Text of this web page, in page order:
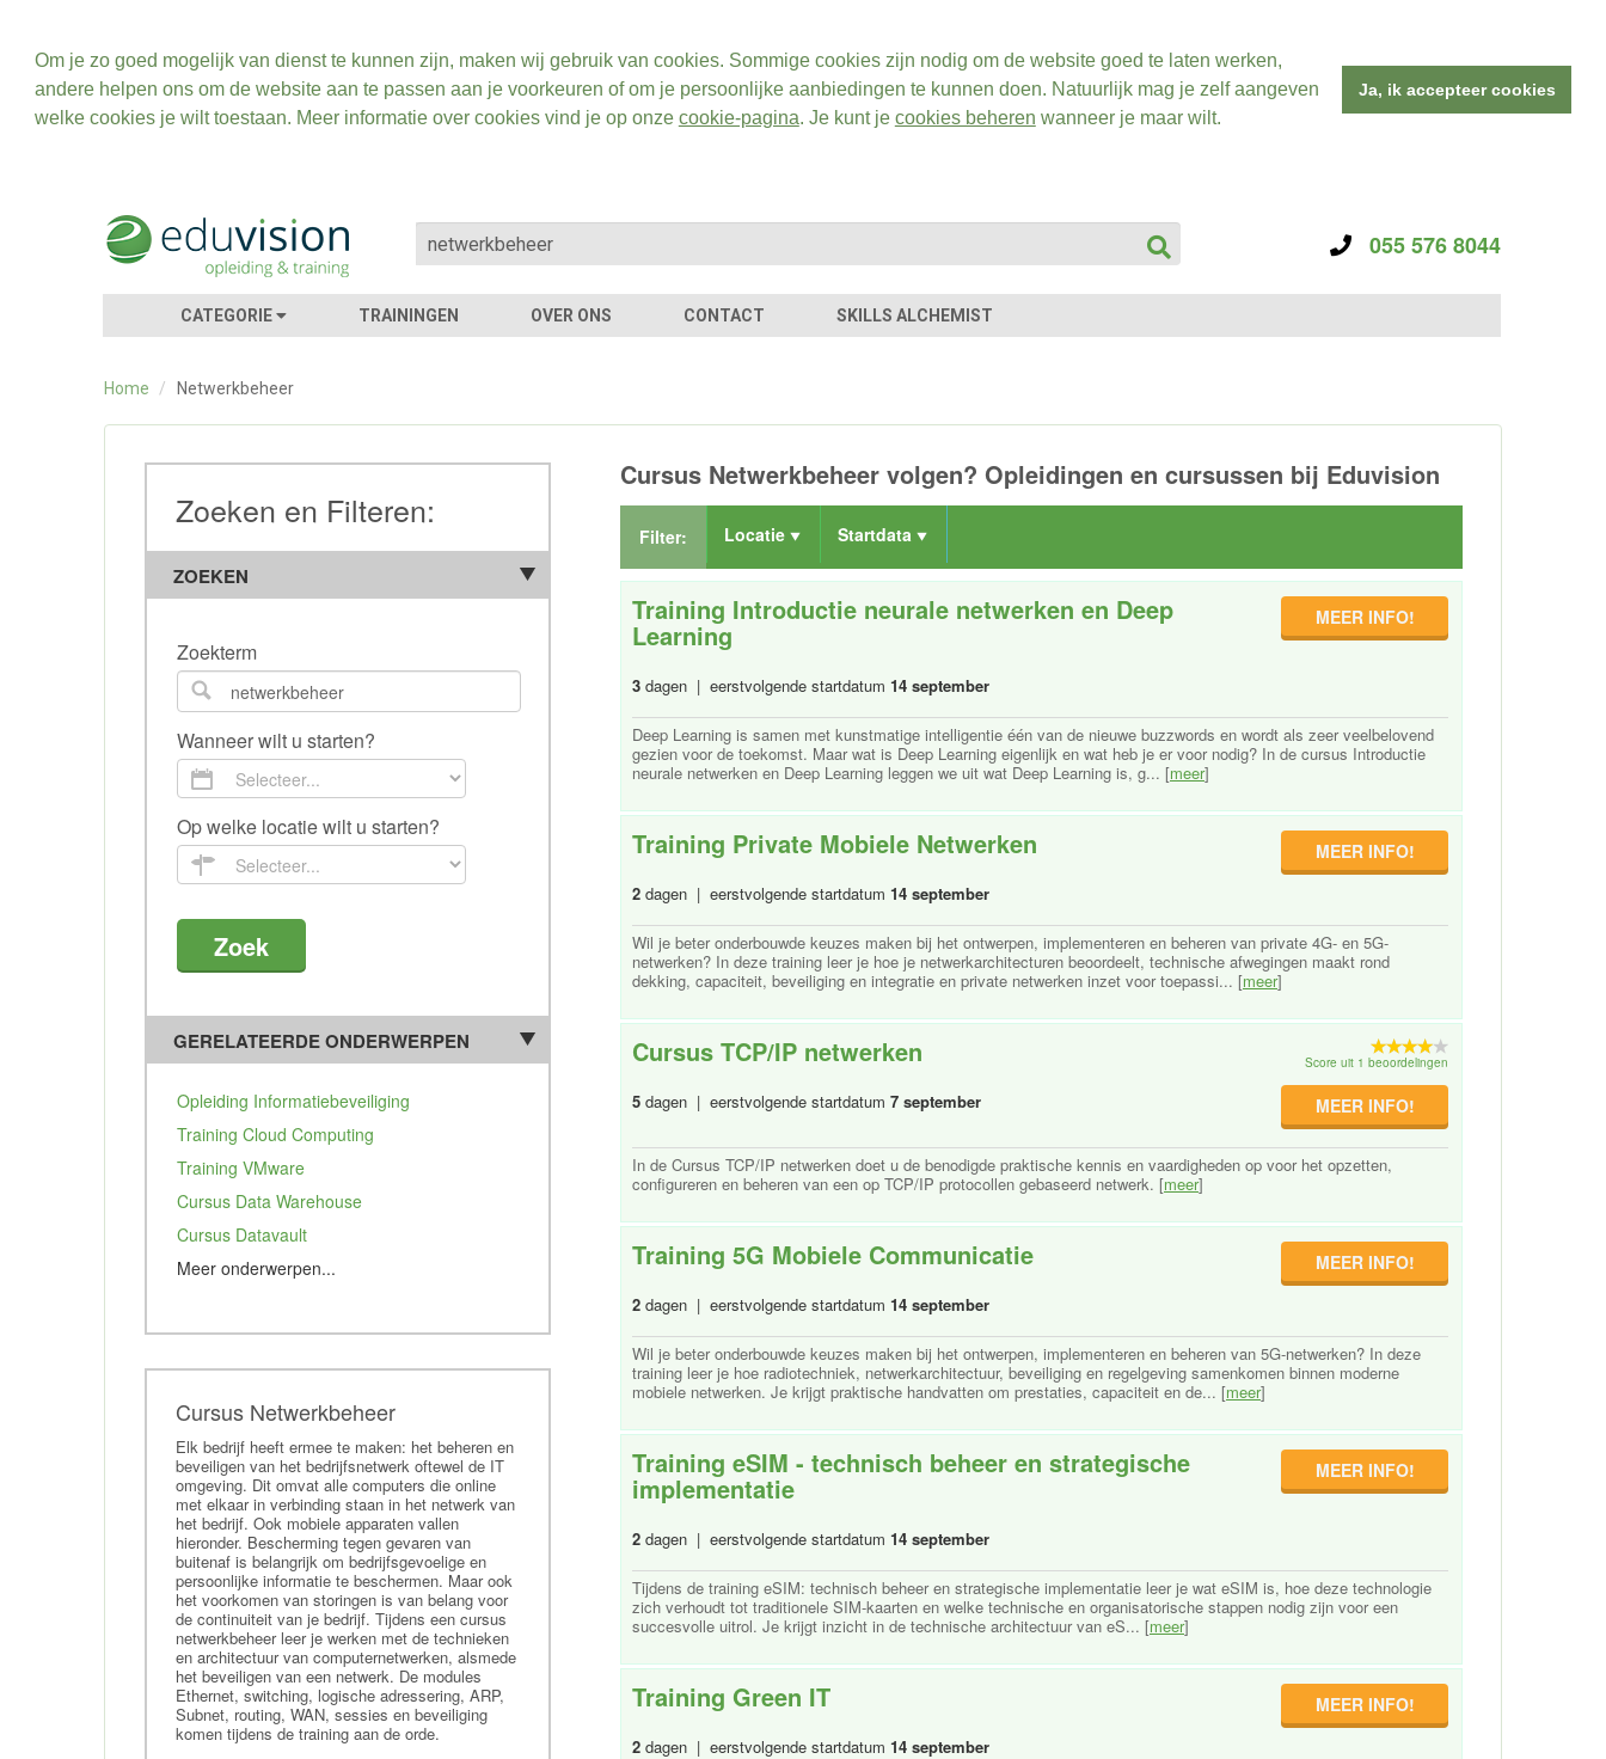
Om je zo goed mogelijk van dienst te kunnen zijn, maken wij gebruik van cookies. Sommige cookies zijn nodig om de website goed te laten werken,
andere helpen ons om de website aan te passen aan je voorkeuren of om je persoonlijke aanbiedingen te kunnen doen. Natuurlijk mag je zelf aangeven
welke cookies je wilt toestaan. Meer informatie over cookies vind je op onze cookie-pagina. Je kunt je cookies beheren wanneer je maar wilt.
Ja, ik accepteer cookies
055 576 8044
CATEGORIE TRAININGEN OVER ONS CONTACT SKILLS ALCHEMIST
Home / Netwerkbeheer
Zoeken en Filteren:
ZOEKEN
Zoekterm
Wanneer wilt u starten?
Op welke locatie wilt u starten?
GERELATEERDE ONDERWERPEN
Opleiding Informatiebeveiliging
Training Cloud Computing
Training VMware
Cursus Data Warehouse
Cursus Datavault
Meer onderwerpen...
Training SQL Server
Training Oracle DBA
Cursus Ethisch hacken
Training Linux
Cursus Apache Webserver
Training LDAP
Training Exchange
Training Powershell
Cursus Visio
Cursus Varnish
Cursus Chef
Training Puppet
Cursus Amazon Architectuur
Cursus Netwerkbeheer
Elk bedrijf heeft ermee te maken: het beheren en
beveiligen van het bedrijfsnetwerk oftewel de IT
omgeving. Dit omvat alle computers die online
met elkaar in verbinding staan in het netwerk van
het bedrijf. Ook mobiele apparaten vallen
hieronder. Bescherming tegen gevaren van
buitenaf is belangrijk om bedrijfsgevoelige en
persoonlijke informatie te beschermen. Maar ook
het voorkomen van storingen is van belang voor
de continuiteit van je bedrijf. Tijdens een cursus
netwerkbeheer leer je werken met de technieken
en architectuur van computernetwerken, alsmede
het beveiligen van een netwerk. De modules
Ethernet, switching, logische adressering, ARP,
Subnet, routing, WAN, sessies en beveiliging
komen tijdens de training aan de orde.
Cursus Netwerkbeheer volgen? Opleidingen en cursussen bij Eduvision
Filter: Locatie Startdata
Training Introductie neurale netwerken en Deep
Learning
3 dagen | eerstvolgende startdatum 14 september
MEER INFO!
Deep Learning is samen met kunstmatige intelligentie één van de nieuwe buzzwords en wordt als zeer veelbelovend
gezien voor de toekomst. Maar wat is Deep Learning eigenlijk en wat heb je er voor nodig? In de cursus Introductie
neurale netwerken en Deep Learning leggen we uit wat Deep Learning is, g... [meer]
Training Private Mobiele Netwerken
2 dagen | eerstvolgende startdatum 14 september
MEER INFO!
Wil je beter onderbouwde keuzes maken bij het ontwerpen, implementeren en beheren van private 4G- en 5G-
netwerken? In deze training leer je hoe je netwerkarchitecturen beoordeelt, technische afwegingen maakt rond
dekking, capaciteit, beveiliging en integratie en private netwerken inzet voor toepassi... [meer]
Cursus TCP/IP netwerken
5 dagen | eerstvolgende startdatum 7 september
Score uit 1 beoordelingen
MEER INFO!
In de Cursus TCP/IP netwerken doet u de benodigde praktische kennis en vaardigheden op voor het opzetten,
configureren en beheren van een op TCP/IP protocollen gebaseerd netwerk. [meer]
Training 5G Mobiele Communicatie
2 dagen | eerstvolgende startdatum 14 september
MEER INFO!
Wil je beter onderbouwde keuzes maken bij het ontwerpen, implementeren en beheren van 5G-netwerken? In deze
training leer je hoe radiotechniek, netwerkarchitectuur, beveiliging en regelgeving samenkomen binnen moderne
mobiele netwerken. Je krijgt praktische handvatten om prestaties, capaciteit en de... [meer]
Training eSIM - technisch beheer en strategische
implementatie
2 dagen | eerstvolgende startdatum 14 september
MEER INFO!
Tijdens de training eSIM: technisch beheer en strategische implementatie leer je wat eSIM is, hoe deze technologie
zich verhoudt tot traditionele SIM-kaarten en welke technische en organisatorische stappen nodig zijn voor een
succesvolle uitrol. Je krijgt inzicht in de technische architectuur van eS... [meer]
Training Green IT
2 dagen | eerstvolgende startdatum 14 september
MEER INFO!